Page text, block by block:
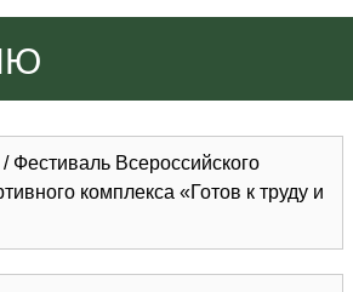
/ Фестиваль Всероссийского
комплекса «Готов к труду и